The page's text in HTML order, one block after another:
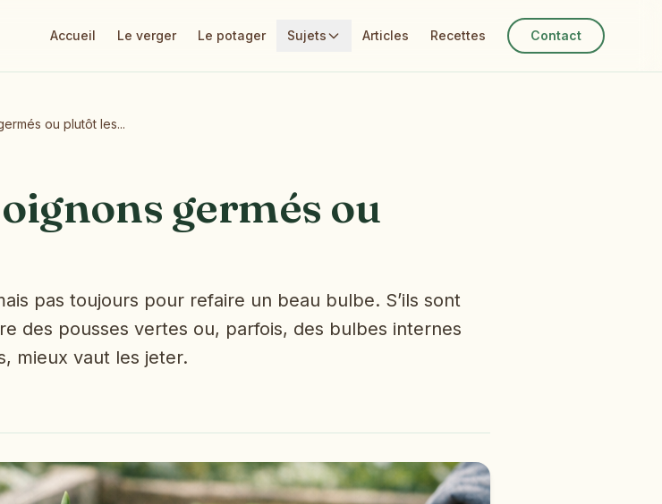
Accueil Le verger Le potager Sujets Articles Recettes Contact
ou plutôt les...
germés ou
pas toujours pour refaire un beau bulbe. S’ils sont
des pousses vertes ou, parfois, des bulbes internes
mieux vaut les jeter.